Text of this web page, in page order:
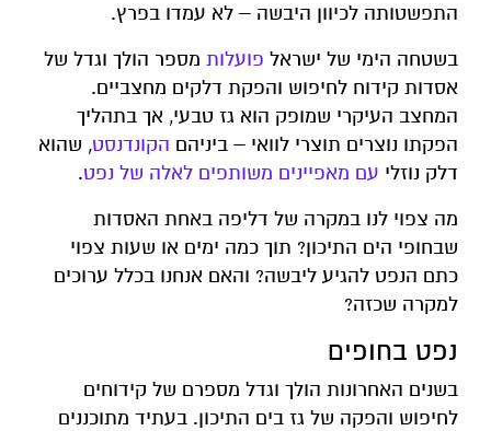
התפשטותה לכיוון היבשה – לא עמדו בפרץ.
בשטחה הימי של ישראל פועלות מספר הולך וגדל של
אסדות קידוח לחיפוש והפקת דלקים מחצביים.
המחצב העיקרי שמופק הוא גז טבעי, אך בתהליך
הפקתו נוצרים תוצרי לוואי – ביניהם הקונדנסט, שהוא
דלק נוזלי עם מאפיינים משותפים לאלה של נפט.
מה צפוי לנו במקרה של דליפה באחת האסדות
שבחופי הים התיכון? תוך כמה ימים או שעות צפוי
כתם הנפט להגיע ליבשה? והאם אנחנו בכלל ערוכים
למקרה שכזה?
נפט בחופים
בשנים האחרונות הולך וגדל מספרם של קידוחים
לחיפוש והפקה של גז בים התיכון. בעתיד מתוכננים